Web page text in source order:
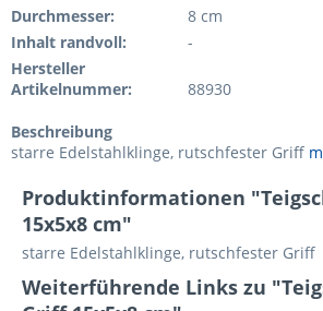
Durchmesser:
8 cm
Inhalt randvoll:
-
Hersteller
Artikelnummer:
88930
Beschreibung
starre Edelstahlklinge, rutschfester Griff
Produktinformationen
15x5x8 cm"
starre Edelstahlklinge, rutschfester Griff
Weiterführende Links zu